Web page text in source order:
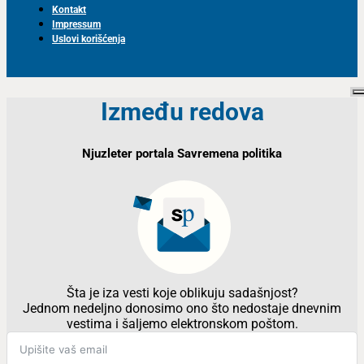
Kontakt
Impressum
Uslovi korišćenja
Između redova
Njuzleter portala Savremena politika
Šta je iza vesti koje oblikuju sadašnjost?
Jednom nedeljno donosimo ono što nedostaje dnevnim
vestima i šaljemo elektronskom poštom.